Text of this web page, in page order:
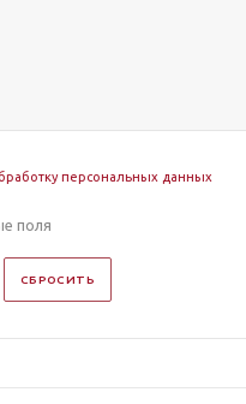
персональных данных
поля
СБРОСИТЬ